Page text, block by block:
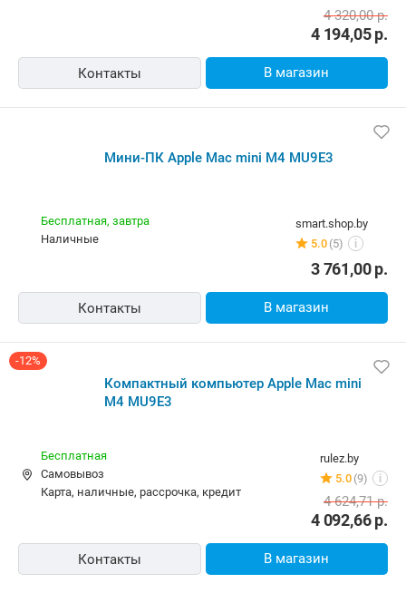
4 194,05р.
4 320,00р.
Контакты В магазин
Мини-ПК Apple Mac mini M4 MU9E3
smart.shop.by
5.0 (5) i
Бесплатная, завтра
наличные
3 761,00р.
Контакты В магазин
-12%
Компактный компьютер Apple Mac mini
M4 MU9E3
rulez.by
5.0 (9) i
Бесплатная
Самовывоз
карта, наличные, рассрочка, кредит
4 092,66р.
4 624,71р.
Контакты В магазин